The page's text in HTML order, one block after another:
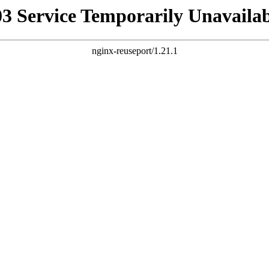
Service Temporarily
nginx-reuseport/1.21.1